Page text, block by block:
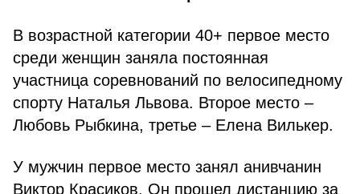
В возрастной категории 40+ первое место
среди женщин заняла постоянная
участница соревнований по велосипедному
спорту Наталья Львова. Второе место –
Любовь Рыбкина, третье – Елена Вилькер.
У мужчин первое место занял анивчанин
Виктор Красиков. Он прошел дистанцию за